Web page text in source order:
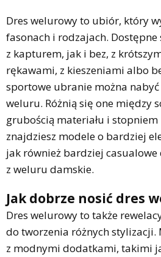
Dres welurowy to ubiór, który
fasonach i rodzajach.
z kapturem, jak i bez, z
rękawami, z kieszeniami albo
sportowe ubranie można
weluru. Różnią się one między
grubością materiału i stopniem
znajdziesz modele o bardziej
jak również bardziej casualowe
z weluru damskie.
Jak dobrze nosić dres
Dres welurowy to także
do tworzenia różnych stylizacji.
z modnymi dodatkami, takimi